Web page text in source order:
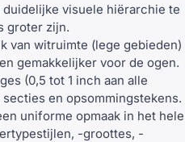
duidelijke visuele hiërarchie te
groter zijn.
van witruimte (lege gebieden)
gemakkelijker voor de ogen.
(0,5 tot 1 inch aan alle
en opsommingstekens.
uniforme opmaak in het hele
-groottes, -